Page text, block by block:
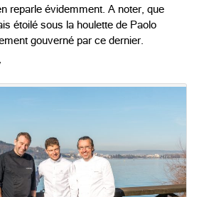
reparle évidemment. A noter, que
étoilé sous la houlette de Paolo
gouverné par ce dernier.